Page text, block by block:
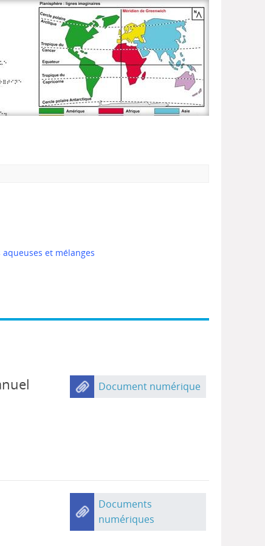
aqueuses et mélanges
Document numérique
Documents
numériques